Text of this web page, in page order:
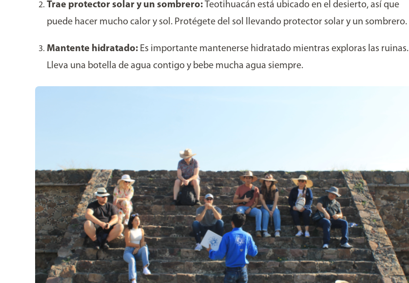
Trae protector solar y un sombrero: Teotihuacán está ubicado en el desierto, así que
puede hacer mucho calor y sol. Protégete del sol llevando protector solar y un sombrero.
Mantente hidratado: Es importante mantenerse hidratado mientras exploras las ruinas.
Lleva una botella de agua contigo y bebe mucha agua siempre.